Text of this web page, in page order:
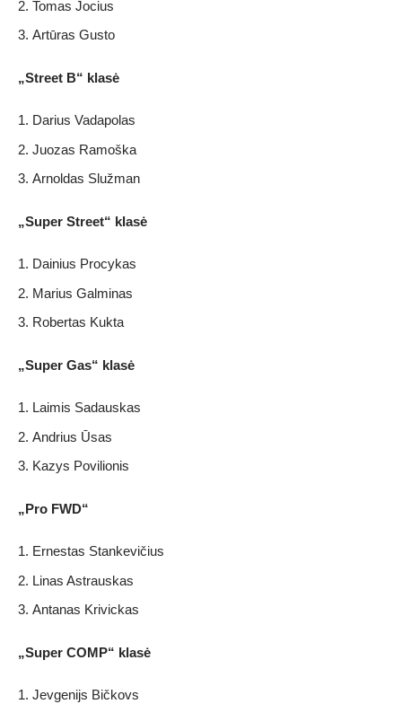
Tomas Jocius
Artūras Gusto
„Street B“ klasė
Darius Vadapolas
Juozas Ramoška
Arnoldas Služman
„Super Street“ klasė
Dainius Procykas
Marius Galminas
Robertas Kukta
„Super Gas“ klasė
Laimis Sadauskas
Andrius Ūsas
Kazys Povilionis
„Pro FWD“
Ernestas Stankevičius
Linas Astrauskas
Antanas Krivickas
„Super COMP“ klasė
Jevgenijs Bičkovs